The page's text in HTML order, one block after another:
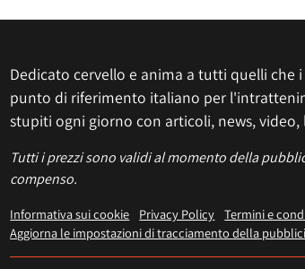
Dedicato cervello e anima a tutti quelli che
punto di riferimento italiano per
stupiti ogni giorno con articoli, news,
Tutti i prezzi sono validi al momento della
compenso.
Informativa sui cookie Privacy Policy Termini e
Aggiorna le impostazioni di tracciamento della